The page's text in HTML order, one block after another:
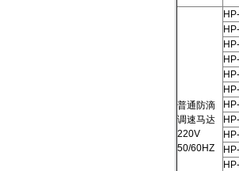
普通防滴
调速马达
220V
50/60HZ